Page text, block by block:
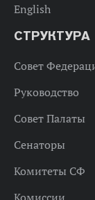
English
СТРУКТУРА
Совет
Руководство
Совет Палаты
Сенаторы
Комитеты СФ